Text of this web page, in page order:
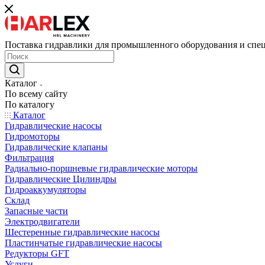
Поставка гидравлики для промышленного оборудования и
Каталог
По всему сайту
По каталогу
Каталог
Гидравлические насосы
Гидромоторы
Гидравлические клапаны
Фильтрация
Радиально-поршневые гидравлические моторы
Гидравлические Цилиндры
Гидроаккумуляторы
Склад
Запасные части
Электродвигатели
Шестеренные гидравлические насосы
Пластинчатые гидравлические насосы
Редукторы GFT